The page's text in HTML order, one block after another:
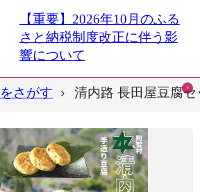
【重要】2026年10月のふる
さと納税制度改正に伴う影
響について
さがす 清内路 長田屋豆腐